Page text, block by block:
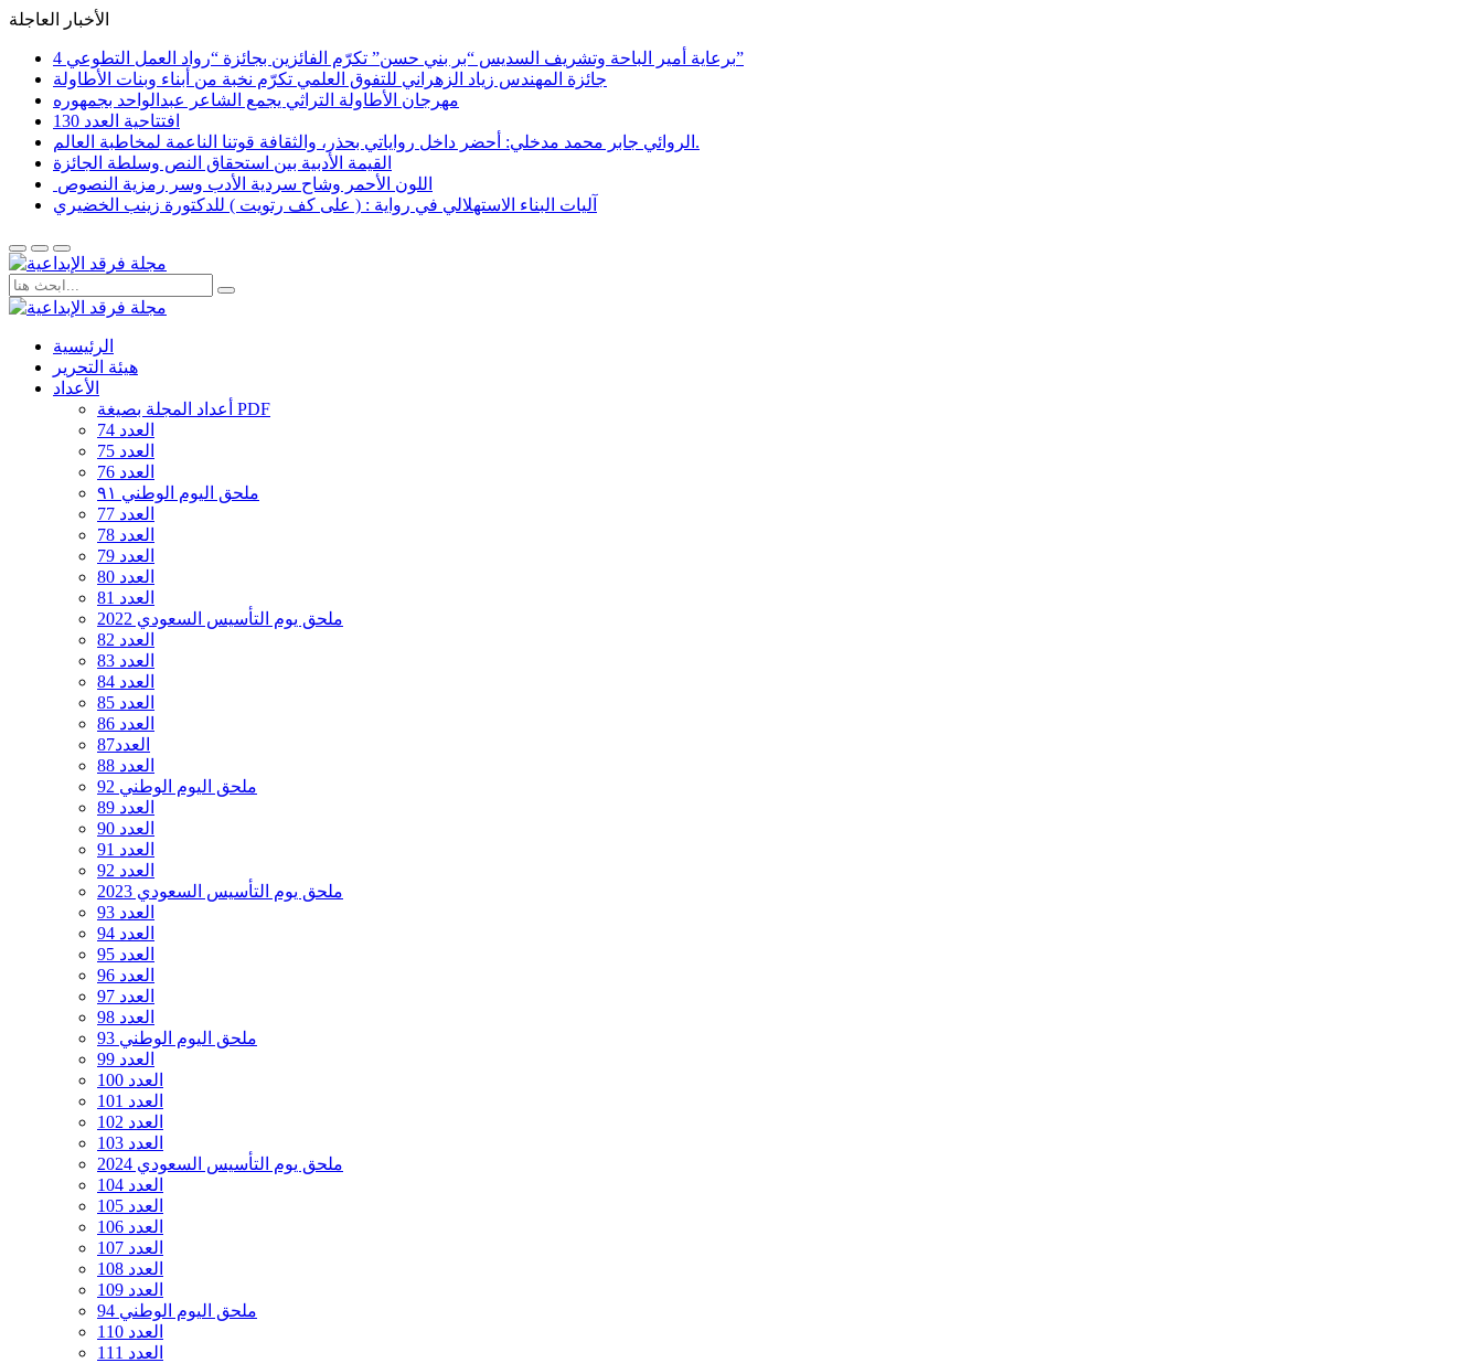
الأخبار العاجلة
برعاية أمير الباحة وتشريف السديس “بر بني حسن” تكرّم الفائزين بجائزة “رواد العمل التطوعي 4”
جائزة المهندس زياد الزهراني للتفوق العلمي تكرّم نخبة من أبناء وبنات الأطاولة
مهرجان الأطاولة التراثي يجمع الشاعر عبدالواحد بجمهوره
افتتاحية العدد 130
الروائي جابر محمد مدخلي: أحضر داخل رواياتي بحذر، والثقافة قوتنا الناعمة لمخاطبة العالم.
القيمة الأدبية بين استحقاق النص وسلطة الجائزة
​ اللون الأحمر وشاح سردية الأدب وسر رمزية النصوص
آليات البناء الاستهلالي في رواية : ( على كف رتويت ) للدكتورة زينب الخضيري
الرئيسية
هيئة التحرير
الأعداد
أعداد المجلة بصيغة PDF
العدد 74
العدد 75
العدد 76
ملحق اليوم الوطني ٩١
العدد 77
العدد 78
العدد 79
العدد 80
العدد 81
ملحق يوم التأسيس السعودي 2022
العدد 82
العدد 83
العدد 84
العدد 85
العدد 86
العدد87
العدد 88
ملحق اليوم الوطني 92
العدد 89
العدد 90
العدد 91
العدد 92
ملحق يوم التأسيس السعودي 2023
العدد 93
العدد 94
العدد 95
العدد 96
العدد 97
العدد 98
ملحق اليوم الوطني 93
العدد 99
العدد 100
العدد 101
العدد 102
العدد 103
ملحق يوم التأسيس السعودي 2024
العدد 104
العدد 105
العدد 106
العدد 107
العدد 108
العدد 109
ملحق اليوم الوطني 94
العدد 110
العدد 111